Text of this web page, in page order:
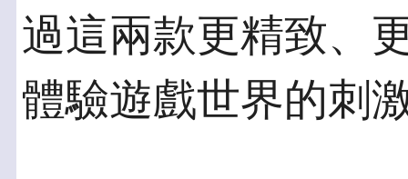
過這兩款更精致、
體驗遊戲世界的刺